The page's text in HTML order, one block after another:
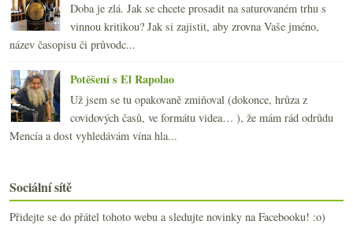
Doba je zlá. Jak se chcete prosadit na saturovaném trhu s
vinnou kritikou? Jak si zajistit, aby zrovna Vaše jméno,
název časopisu či průvodc...
Potěšení s El Rapolao
Už jsem se tu opakovaně zmiňoval (dokonce, hrůza z
covidových časů, ve formátu videa… ), že mám rád odrůdu
Mencía a dost vyhledávám vína hla...
Sociální sítě
Přidejte se do přátel tohoto webu a sledujte novinky na Facebooku! :o)